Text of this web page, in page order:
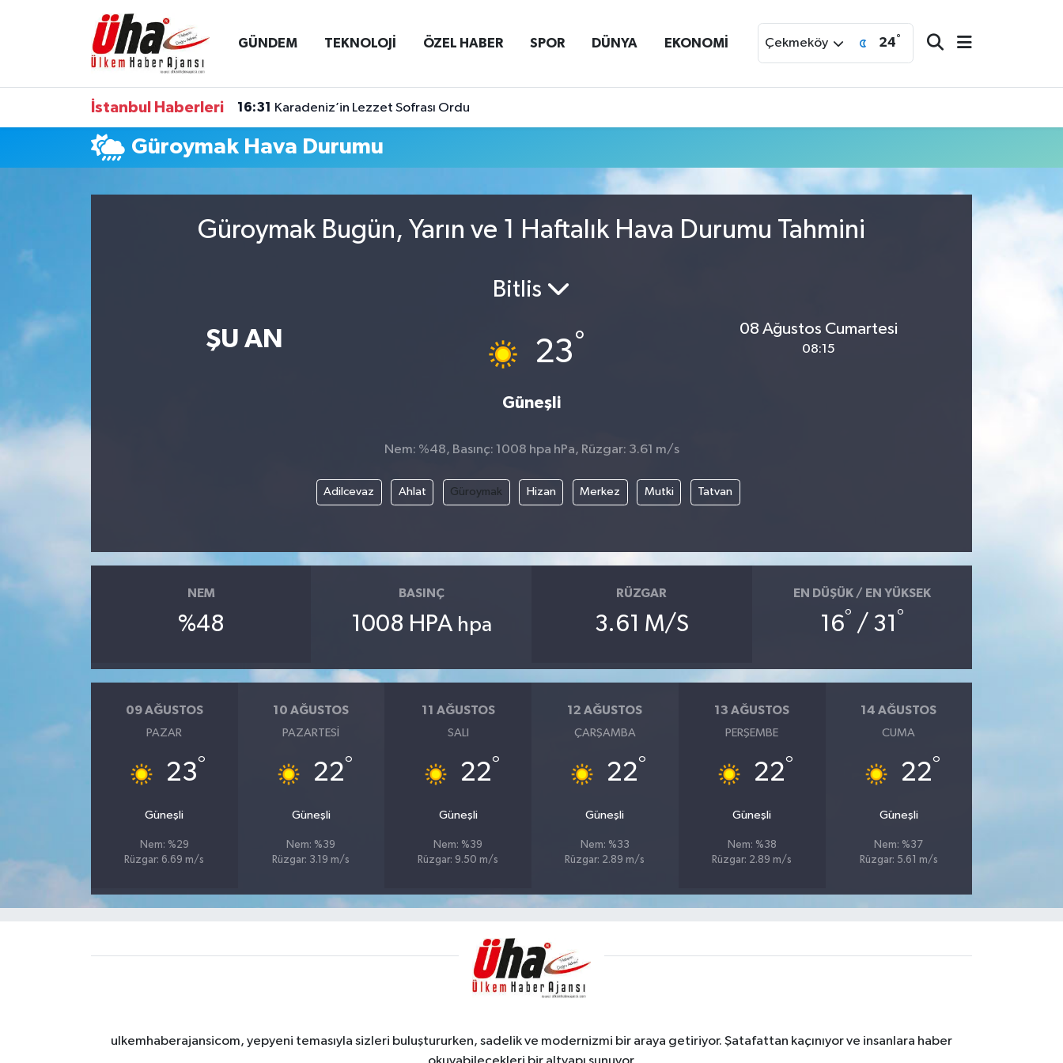
GÜNDEM TEKNOLOJİ ÖZEL HABER SPOR DÜNYA EKONOMİ Çekmeköy 24°
İstanbul Haberleri 16:31 Karadeniz’in Lezzet Sofrası Ordu
Güroymak Hava Durumu
Güroymak Bugün, Yarın ve 1 Haftalık Hava Durumu Tahmini
ŞU AN
Bitlis
23°
Güneşli
08 Ağustos Cumartesi
08:15
Nem: %48, Basınç: 1008 hpa hPa, Rüzgar: 3.61 m/s
Adilcevaz Ahlat Güroymak Hizan Merkez Mutki Tatvan
NEM
%48
BASINÇ
1008 HPA hpa
RÜZGAR
3.61 M/S
EN DÜŞÜK / EN YÜKSEK
16° / 31°
09 AĞUSTOS
PAZAR
23°
Güneşli
Nem: %29
Rüzgar: 6.69 m/s
10 AĞUSTOS
PAZARTESI
22°
Güneşli
Nem: %39
Rüzgar: 3.19 m/s
11 AĞUSTOS
SALI
22°
Güneşli
Nem: %39
Rüzgar: 9.50 m/s
12 AĞUSTOS
ÇARŞAMBA
22°
Güneşli
Nem: %33
Rüzgar: 2.89 m/s
13 AĞUSTOS
PERŞEMBE
22°
Güneşli
Nem: %38
Rüzgar: 2.89 m/s
14 AĞUSTOS
CUMA
22°
Güneşli
Nem: %37
Rüzgar: 5.61 m/s
ulkemhaberajansicom, yepyeni temasıyla sizleri buluştururken, sadelik ve modernizmi bir araya getiriyor. Şatafattan kaçınıyor ve insanlara haber
İstanbul Nöbetçi Eczaneler
İstanbul Hava Durumu
İstanbul Namaz Vakitleri
Süper Lig Puan Durumu ve Fikstür